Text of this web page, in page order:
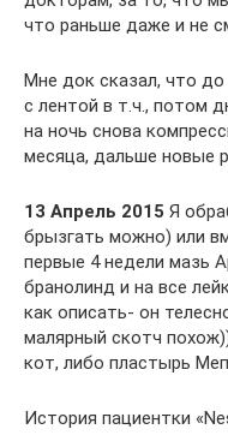
что раньше даже и не
Мне док сказал, что
с лентой в т.ч., потом
на ночь снова
месяца, дальше новые
13 Апрель 2015 Я
брызгать можно) или
первые 4 недели мазь
бранолинд и на все
как описать- он
малярный скотч
кот, либо пластырь
История пациентки